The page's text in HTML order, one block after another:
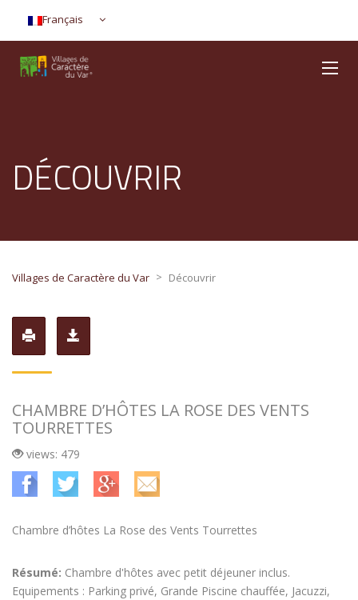
Français
DÉCOUVRIR
Villages de Caractère du Var > Découvrir
CHAMBRE D’HÔTES LA ROSE DES VENTS
TOURRETTES
views: 479
Chambre d’hôtes La Rose des Vents Tourrettes
Résumé: Chambre d'hôtes avec petit déjeuner inclus.
Equipements : Parking privé, Grande Piscine chauffée, Jacuzzi,